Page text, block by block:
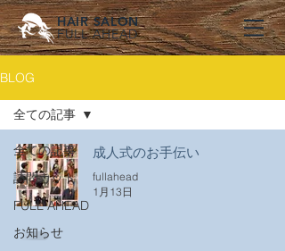
HAIR SALON
FULL AHEAD
BLOG
全ての記事
訪問カット
FULL AHEAD
お知らせ
全ての記事
成人式のお手伝い
fullahead
1月13日